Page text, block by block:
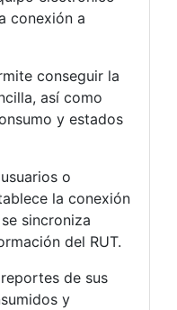
conexión a
conseguir la
así como
y estados
o
la conexión
sincroniza
del RUT.
de sus
y